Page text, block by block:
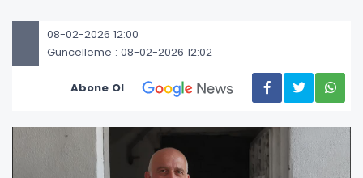
08-02-2026 12:00
Güncelleme : 08-02-2026 12:02
Abone Ol